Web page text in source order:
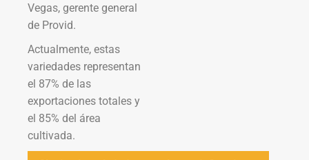
Vegas, gerente general
de Provid.
Actualmente, estas
variedades representan
el 87% de las
exportaciones totales y
el 85% del área
cultivada.